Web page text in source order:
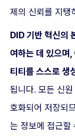
제의 신뢰를 지탱
DID 기반 혁신의
여하는 데 있으며
티티를 스스로 생
됩니다. 모든 신
호화되어 저장되
는 정보에 접근할